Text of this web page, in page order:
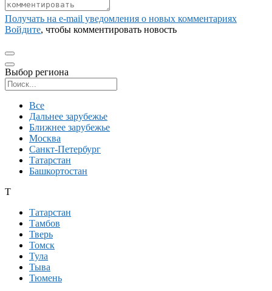
Получать на e‑mail уведомления о новых комментариях
Войдите, чтобы комментировать новость
Выбор региона
Все
Дальнее зарубежье
Ближнее зарубежье
Москва
Санкт-Петербург
Татарстан
Башкортостан
Т
Татарстан
Тамбов
Тверь
Томск
Тула
Тыва
Тюмень